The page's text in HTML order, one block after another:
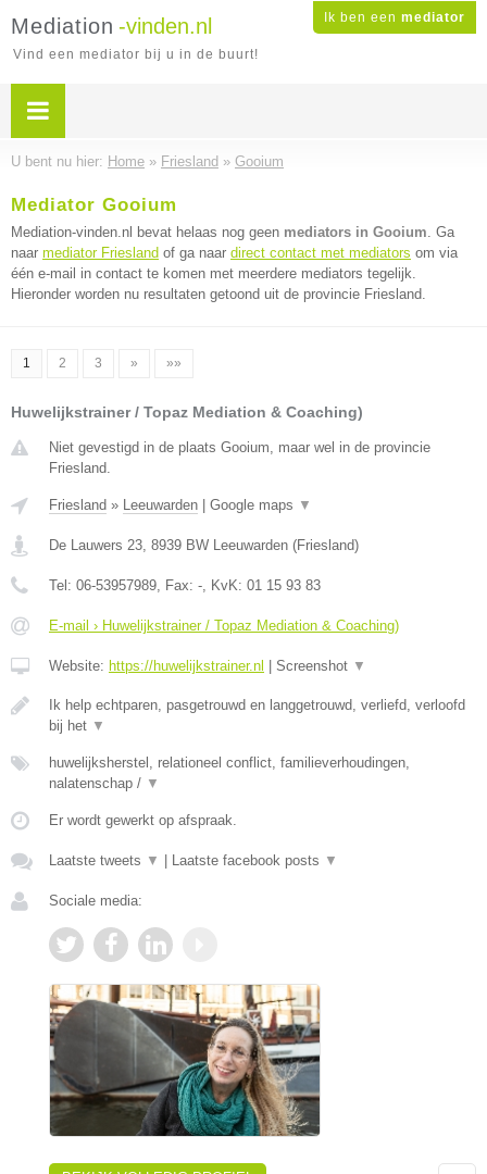
Ik ben een mediator
Mediation -vinden.nl
Vind een mediator bij u in de buurt!
U bent nu hier: Home » Friesland » Gooium
Mediator Gooium
Mediation-vinden.nl bevat helaas nog geen mediators in Gooium. Ga
naar mediator Friesland of ga naar direct contact met mediators om via
één e-mail in contact te komen met meerdere mediators tegelijk.
Hieronder worden nu resultaten getoond uit de provincie Friesland.
1 2 3 » »»
Huwelijkstrainer / Topaz Mediation & Coaching)
Niet gevestigd in de plaats Gooium, maar wel in de provincie
Friesland.
Friesland » Leeuwarden Google maps ▼
De Lauwers 23, 8939 BW Leeuwarden (Friesland)
Tel: 06-53957989, Fax: -, KvK: 01 15 93 83
E-mail › Huwelijkstrainer / Topaz Mediation & Coaching)
Website: https://huwelijkstrainer.nl Screenshot ▼
Ik help echtparen, pasgetrouwd en langgetrouwd, verliefd, verloofd
bij het ▼
huwelijksherstel, relationeel conflict, familieverhoudingen,
nalatenschap / ▼
Er wordt gewerkt op afspraak.
Laatste tweets ▼ Laatste facebook posts ▼
Sociale media: